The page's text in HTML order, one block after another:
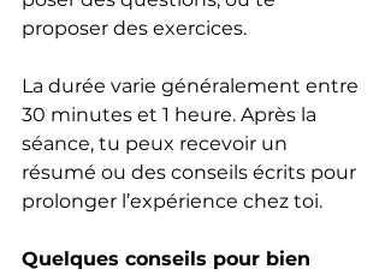
proposer des exercices.
La durée varie généralement entre
30 minutes et 1 heure. Après la
séance, tu peux recevoir un
résumé ou des conseils écrits pour
prolonger l’expérience chez toi.
Quelques conseils pour bien